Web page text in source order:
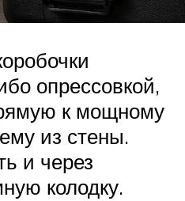
опрессовкой,
к мощному
из стены.
и через
колодку.